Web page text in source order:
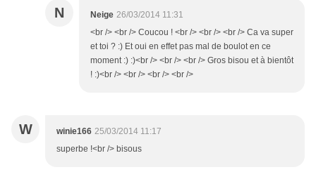
N Neige 26/03/2014 11:31
<br /> <br /> Coucou ! <br /> <br /> <br /> Ca va super
et toi ? :) Et oui en effet pas mal de boulot en ce
moment :) :)<br /> <br /> <br /> Gros bisou et à bientôt
! :)<br /> <br /> <br /> <br />
W winie166 25/03/2014 11:17
superbe !<br /> bisous